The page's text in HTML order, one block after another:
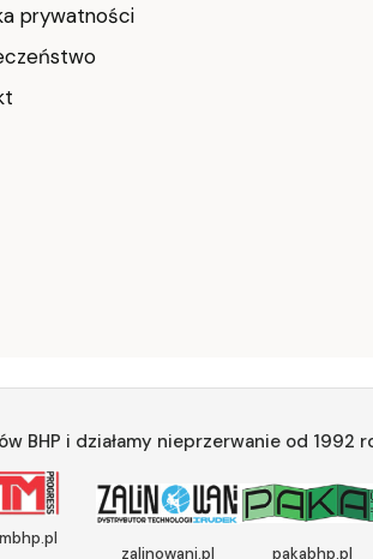
prywatności
i działamy nieprzerwanie od 1992
zalinowani.pl pakabhp.pl